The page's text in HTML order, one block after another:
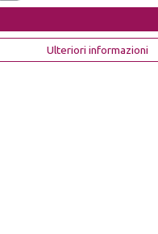
Ulteriori informazioni
10% DI SCONTO